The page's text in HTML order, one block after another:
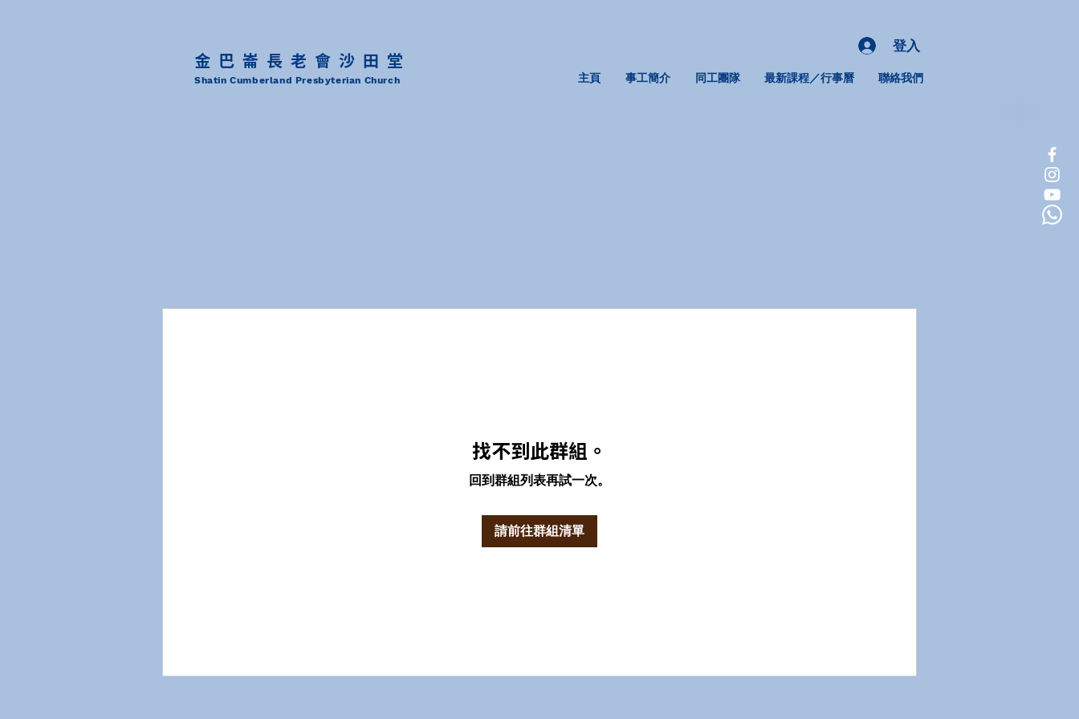
金巴崙長老會沙田堂
Shatin Cumberland Presbyterian Church
登入
主頁 事工簡介 同工團隊 最新課程／行事曆 聯絡我們
找不到此群組。
回到群組列表再試一次。
請前往群組清單